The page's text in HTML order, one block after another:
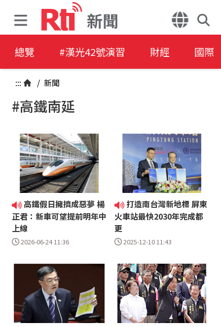
新聞
總覽 #漢光42號演習 財經 國際
::: / 新聞
#高鐵南延
高鐵假日擁擠成惡夢 楊
正君：新車可望提前明年中
上線
2026-06-24 11:36
打造南台灣新地標 屏東
火車站最快2030年完成都
更
2025-12-10 11:43